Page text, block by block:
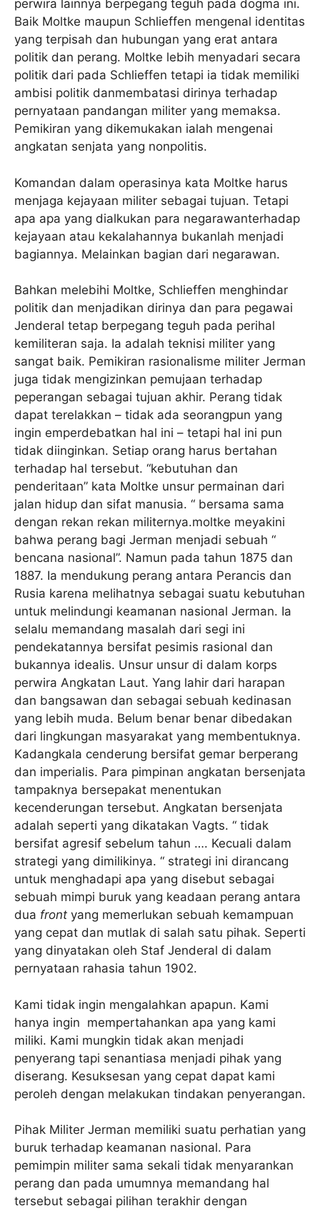
perwira lainnya berpegang teguh pada dogma ini.
Baik Moltke maupun Schlieffen mengenal identitas
yang terpisah dan hubungan yang erat antara
politik dan perang. Moltke lebih menyadari secara
politik dari pada Schlieffen tetapi ia tidak memiliki
ambisi politik danmembatasi dirinya terhadap
pernyataan pandangan militer yang memaksa.
Pemikiran yang dikemukakan ialah mengenai
angkatan senjata yang nonpolitis.
Komandan dalam operasinya kata Moltke harus
menjaga kejayaan militer sebagai tujuan. Tetapi
apa apa yang dialkukan para negarawanterhadap
kejayaan atau kekalahannya bukanlah menjadi
bagiannya. Melainkan bagian dari negarawan.
Bahkan melebihi Moltke, Schlieffen menghindar
politik dan menjadikan dirinya dan para pegawai
Jenderal tetap berpegang teguh pada perihal
kemiliteran saja. Ia adalah teknisi militer yang
sangat baik. Pemikiran rasionalisme militer Jerman
juga tidak mengizinkan pemujaan terhadap
peperangan sebagai tujuan akhir. Perang tidak
dapat terelakkan – tidak ada seorangpun yang
ingin emperdebatkan hal ini – tetapi hal ini pun
tidak diinginkan. Setiap orang harus bertahan
terhadap hal tersebut. “kebutuhan dan
penderitaan” kata Moltke unsur permainan dari
jalan hidup dan sifat manusia. “ bersama sama
dengan rekan rekan militernya.moltke meyakini
bahwa perang bagi Jerman menjadi sebuah “
bencana nasional”. Namun pada tahun 1875 dan
1887. Ia mendukung perang antara Perancis dan
Rusia karena melihatnya sebagai suatu kebutuhan
untuk melindungi keamanan nasional Jerman. Ia
selalu memandang masalah dari segi ini
pendekatannya bersifat pesimis rasional dan
bukannya idealis. Unsur unsur di dalam korps
perwira Angkatan Laut. Yang lahir dari harapan
dan bangsawan dan sebagai sebuah kedinasan
yang lebih muda. Belum benar benar dibedakan
dari lingkungan masyarakat yang membentuknya.
Kadangkala cenderung bersifat gemar berperang
dan imperialis. Para pimpinan angkatan bersenjata
tampaknya bersepakat menentukan
kecenderungan tersebut. Angkatan bersenjata
adalah seperti yang dikatakan Vagts. “ tidak
bersifat agresif sebelum tahun …. Kecuali dalam
strategi yang dimilikinya. “ strategi ini dirancang
untuk menghadapi apa yang disebut sebagai
sebuah mimpi buruk yang keadaan perang antara
dua front yang memerlukan sebuah kemampuan
yang cepat dan mutlak di salah satu pihak. Seperti
yang dinyatakan oleh Staf Jenderal di dalam
pernyataan rahasia tahun 1902.
Kami tidak ingin mengalahkan apapun. Kami
hanya ingin mempertahankan apa yang kami
miliki. Kami mungkin tidak akan menjadi
penyerang tapi senantiasa menjadi pihak yang
diserang. Kesuksesan yang cepat dapat kami
peroleh dengan melakukan tindakan penyerangan.
Pihak Militer Jerman memiliki suatu perhatian yang
buruk terhadap keamanan nasional. Para
pemimpin militer sama sekali tidak menyarankan
perang dan pada umumnya memandang hal
tersebut sebagai pilihan terakhir dengan